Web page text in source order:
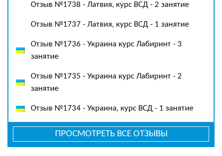
Отзыв №1738 - Латвия, курс ВСД - 2 занятие
Отзыв №1737 - Латвия, курс ВСД - 1 занятие
Отзыв №1736 - Украина курс Лабиринт - 3
занятие
Отзыв №1735 - Украина курс Лабиринт - 2
занятие
Отзыв №1734 - Украина, курс ВСД - 1 занятие
ПРОСМОТРЕТЬ ВСЕ ОТЗЫВЫ